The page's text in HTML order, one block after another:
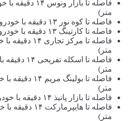
متر)
فاصله تا کوه نور ۱۳ دقیقه با خودرو (۹ کیلومتر و ۳۵۵ متر)
فاصله تا کارتینگ ۱۳ دقیقه با خودرو (۹ کیلومتر و ۴۰۰ متر)
متر)
متر)
متر)
فاصله تا بازار پانیذ ۱۴ دقیقه با خودرو (۹ کیلومتر و ۹۱۷ متر)
متر)